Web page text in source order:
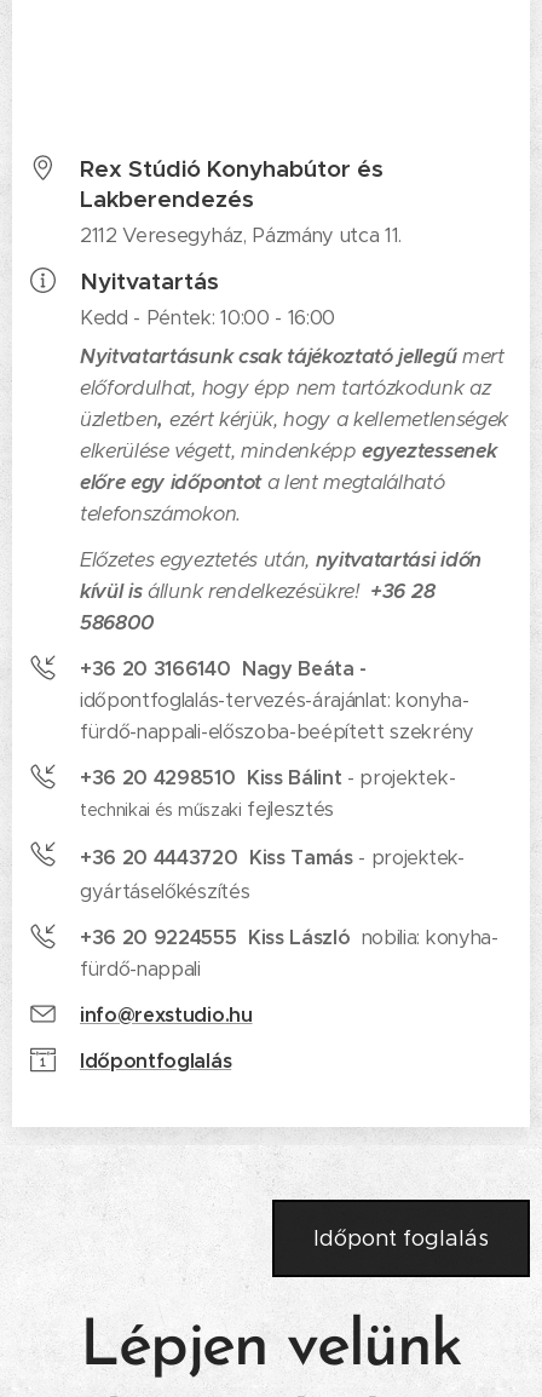
Rex Stúdió Konyhabútor és
Lakberendezés
2112 Veresegyház, Pázmány utca 11.
Nyitvatartás
Kedd - Péntek: 10:00 - 16:00
Nyitvatartásunk csak tájékoztató jellegűmert
előfordulhat, hogy épp nem tartózkodunk az
üzletben, ezért kérjük, hogy a kellemetlenségek
elkerülése végett, mindenképpegyeztessenek
előre egy időpontota lent megtalálható
telefonszámokon.
Előzetes egyeztetés után, nyitvatartási időn
kívül isállunk rendelkezésükre! +36 28
586800
+36 20 3166140 Nagy Beáta -
időpontfoglalás-tervezés-árajánlat: konyha-
fürdő-nappali-előszoba-beépített szekrény
+36 20 4298510 Kiss Bálint - projektek-
technikai és műszaki fejlesztés
+36 20 4443720 Kiss Tamás - projektek-
gyártáselőkészítés
+36 20 9224555 Kiss László nobilia: konyha-
fürdő-nappali
info@rexstudio.hu
Időpontfoglalás
Időpont foglalás
Lépjen velünk